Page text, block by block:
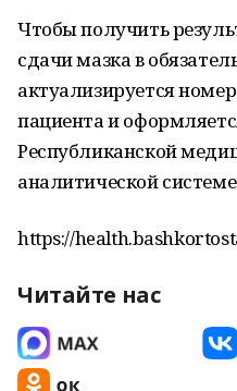
Чтобы получить
сдачи мазка в
актуализируется
пациента и
Республиканской
аналитической
https://
Читайте нас